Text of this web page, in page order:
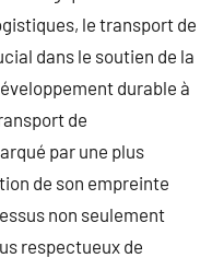
le transport de
dans le soutien de la
durable à
de
par une plus
de son empreinte
non seulement
respectueux de